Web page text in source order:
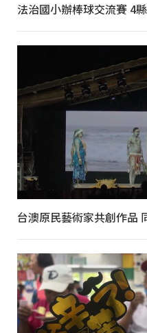
法治國小辦棒球交流賽 4
台澳原民藝術家共創作品